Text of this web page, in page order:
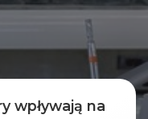
wpływają na